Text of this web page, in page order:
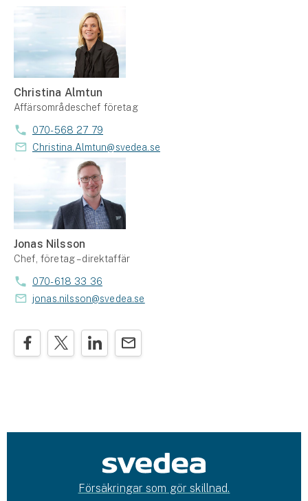
Christina Almtun
Affärsområdeschef företag
070-568 27 79
Christina.Almtun@svedea.se
Jonas Nilsson
Chef, företag – direktaffär
070-618 33 36
jonas.nilsson@svedea.se
Försäkringar som gör skillnad.